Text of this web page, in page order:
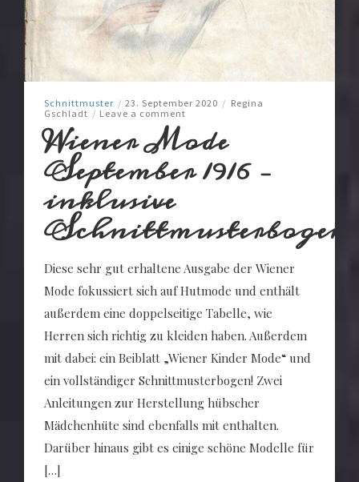
Schnittmuster / 23. September 2020 / Regina
Gschladt / Leave a comment
Wiener Mode
September 1916 –
inklusive
Schnittmusterbogen
Diese sehr gut erhaltene Ausgabe der Wiener
Mode fokussiert sich auf Hutmode und enthält
außerdem eine doppelseitige Tabelle, wie
Herren sich richtig zu kleiden haben. Außerdem
mit dabei: ein Beiblatt „Wiener Kinder Mode“ und
ein vollständiger Schnittmusterbogen! Zwei
Anleitungen zur Herstellung hübscher
Mädchenhüte sind ebenfalls mit enthalten.
Darüber hinaus gibt es einige schöne Modelle für
[…]